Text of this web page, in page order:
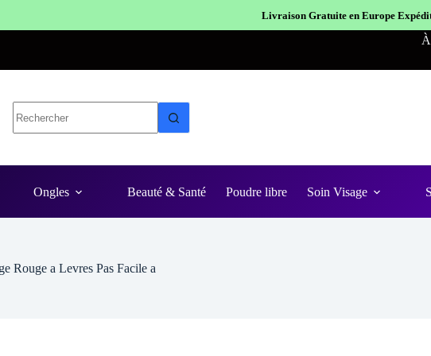
Livraison Gratuite en EuropeExpédition en 48h Pensé pour
Ongles Beauté & Santé Poudre libre Soin Visage
Rouge a Levres Pas Facile a